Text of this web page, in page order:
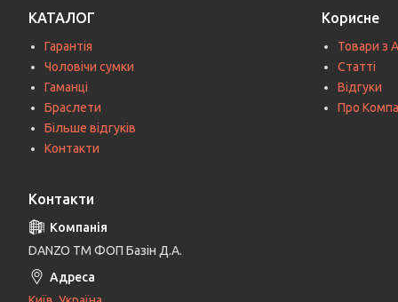
КАТАЛОГ
Гарантія
Чоловічи сумки
Гаманці
Браслети
Більше відгуків
Контакти
Корисне
Товари з
Статті
Відгуки
Про
Контакти
DANZO TM ФОП Базін Д.А.